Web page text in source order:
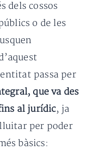
dels cossos
o de les
passa per
que va des
al jurídic, ja
per poder
bàsics: